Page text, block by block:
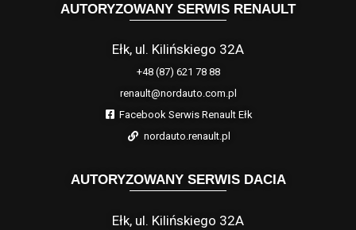
AUTORYZOWANY SERWIS RENAULT
Ełk, ul. Kilińskiego 32A
+48 (87) 621 78 88
renault@nordauto.com.pl
Facebook Serwis Renault Ełk
nordauto.renault.pl
AUTORYZOWANY SERWIS DACIA
Ełk, ul. Kilińskiego 32A